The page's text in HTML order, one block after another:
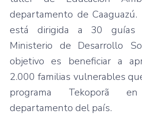
departamento de Caaguazú.
está dirigida a 30 guías
Ministerio de Desarrollo
objetivo es beneficiar a
2.000 familias vulnerables
programa Tekoporã
departamento del país.